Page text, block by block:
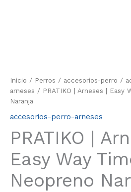
Inicio / Perros / accesorios-perro /
arneses / PRATIKO | Arneses | Easy
Naranja
accesorios-perro-arneses
PRATIKO |
Easy Way
Neopreno